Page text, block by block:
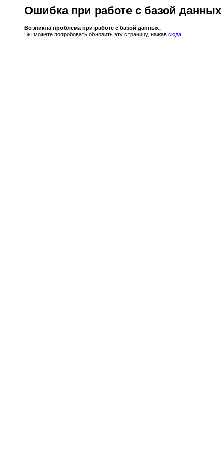
Ошибка при работе с базой данных
Возникла проблема при работе с базой данных.
Вы можете попробовать обновить эту страницу, нажав сюда